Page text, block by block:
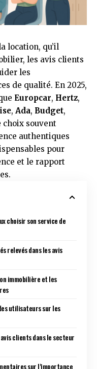
location, qu’il
les avis clients
les
de qualité. En 2025,
Europcar, Hertz,
, Ada, Budget,
choix souvent
authentiques
pour
et le rapport
choisir son service de
relevés dans les avis
immobilière et les
utilisateurs sur les
clients dans le secteur
sur l’importance